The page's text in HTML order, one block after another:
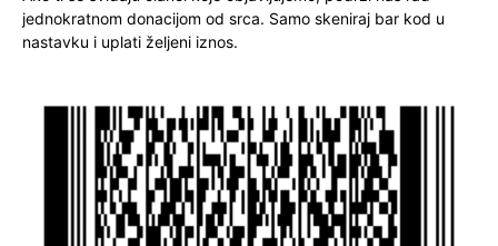
jednokratnom donacijom od srca. Samo skeniraj bar kod u
nastavku i uplati željeni iznos.